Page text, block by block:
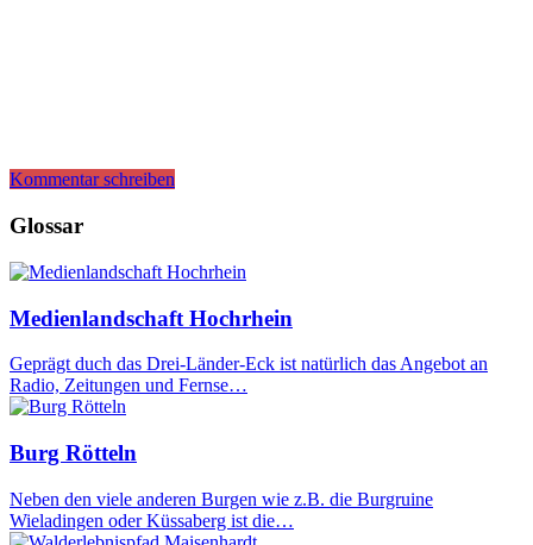
Kommentar schreiben
Glossar
Medienlandschaft Hochrhein
Geprägt duch das Drei-Länder-Eck ist natürlich das Angebot an
Radio, Zeitungen und Fernse…
Burg Rötteln
Neben den viele anderen Burgen wie z.B. die Burgruine
Wieladingen oder Küssaberg ist die…